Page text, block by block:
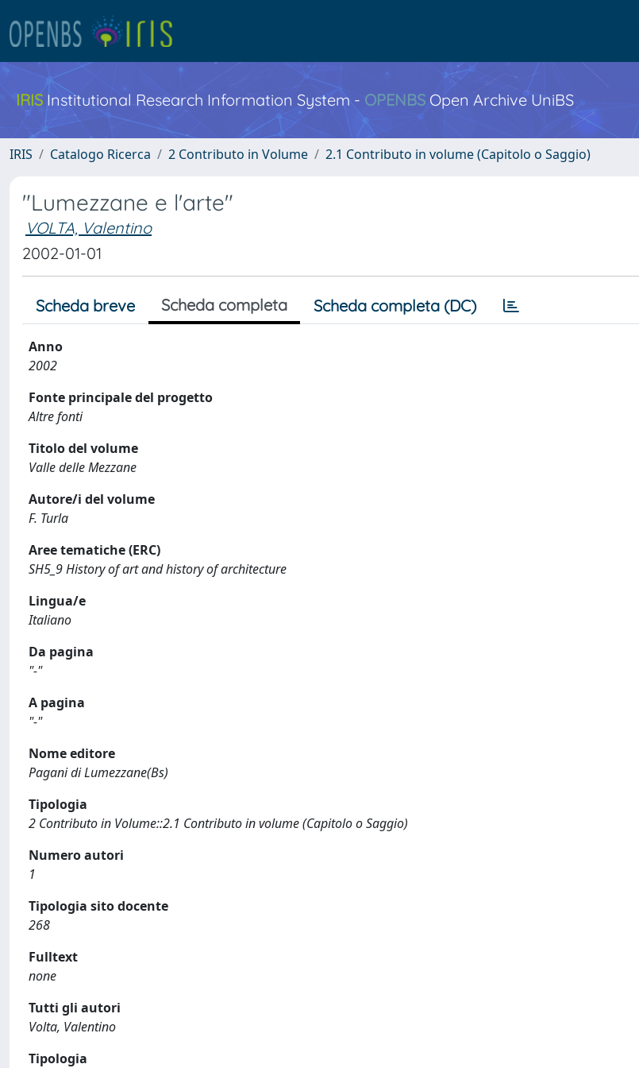
IRIS Institutional Research Information System - OPENBS Open Archive UniBS
IRIS Catalogo Ricerca 2 Contributo in Volume 2.1 Contributo in volume (Capitolo o Saggio)
"Lumezzane e l'arte"
VOLTA, Valentino
2002-01-01
Scheda breve Scheda completa Scheda completa (DC)
Anno
2002
Fonte principale del progetto
Altre fonti
Titolo del volume
Valle delle Mezzane
Autore/i del volume
F. Turla
Aree tematiche (ERC)
SH5_9 History of art and history of architecture
Lingua/e
Italiano
Da pagina
"-"
A pagina
"-"
Nome editore
Pagani di Lumezzane(Bs)
Tipologia
2 Contributo in Volume::2.1 Contributo in volume (Capitolo o Saggio)
Numero autori
1
Tipologia sito docente
268
Fulltext
none
Tutti gli autori
Volta, Valentino
Tipologia